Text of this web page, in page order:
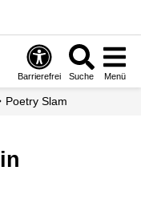
Barrierefrei Suche Menü
Poetry Slam